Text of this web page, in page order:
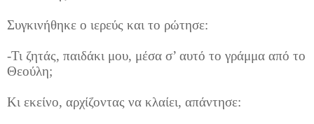
Συγκινήθηκε ο ιερεύς και το ρώτησε:
-Τι ζητάς, παιδάκι μου, μέσα σ’ αυτό το γράμμα από το
Θεούλη;
Κι εκείνο, αρχίζοντας να κλαίει, απάντησε: